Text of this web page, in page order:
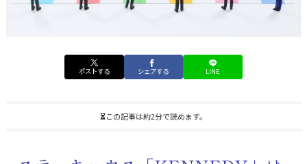
ポストする シェアする LINE
この記事は約2分で読めます。